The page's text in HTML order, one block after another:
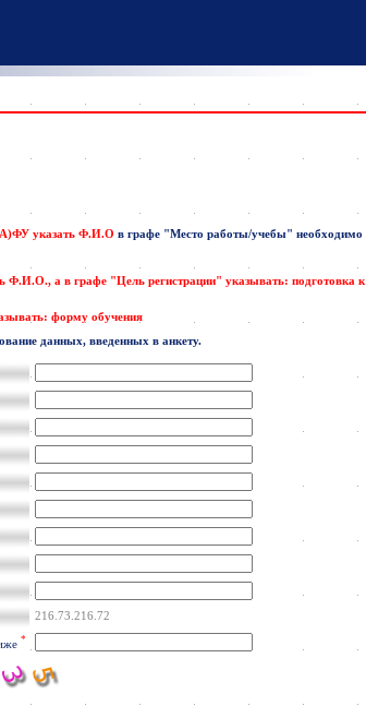
указать Ф.И.О в графе "Место работы/учебы" необходимо
Ф.И.О., а в графе "Цель регистрации" указывать: подготовка к
форму обучения
данных, введенных в анкету.
216.73.216.72
*